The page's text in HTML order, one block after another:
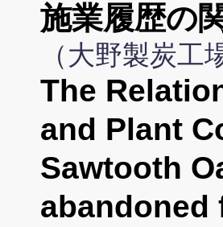
施業履歴の
（大野製炭工
The
and Plant
Sawtooth
abandoned